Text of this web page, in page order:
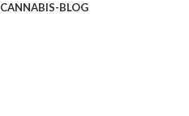
CANNABIS-BLOG